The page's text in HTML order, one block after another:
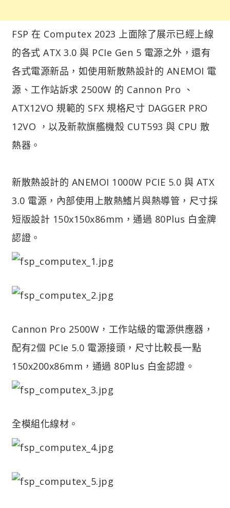
FSP 在 Computex 2023 上面除了展示已經上線
的各式 ATX 3.0 與 PCIe Gen 5 電源之外，還有
各式電源新品，如使用新散熱設計的 ANEMOI 電
源、工作站訴求 2500W 的 Cannon Pro 、
ATX12VO 規範的 SFX 規格尺寸 DAGGER PRO
12VO ，以及新款旗艦機殼 CUT593 與 CPU 散
熱器。
新散熱設計的 ANEMOI 1000W PCIE 5.0 與 ATX
3.0 電源，內部使用上散熱鰭片與熱導管，尺寸採
短版設計 150x150x86mm，通過 80Plus 白金牌
認證。
Cannon Pro 2500W，工作站級的電源供應器，
配有2個 PCIe 5.0 電源接頭，尺寸比較長一點
150x200x86mm，通過 80Plus 白金認證。
全模組化線材。